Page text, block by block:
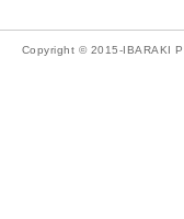
Copyright © 2015-IBARAKI